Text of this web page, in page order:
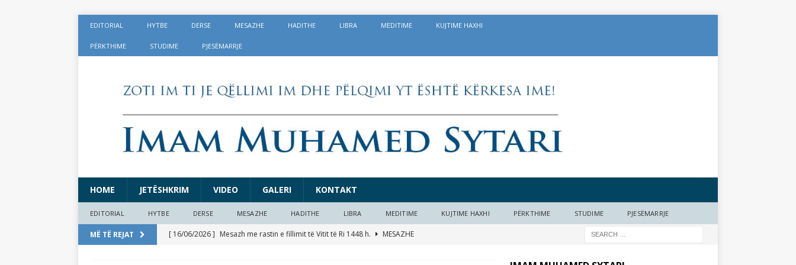
EDITORIAL HYTBE DERSE MESAZHE HADITHE LIBRA MEDITIME KUJTIME HAXHI
PËRKTHIME STUDIME PJESËMARRJE
HOME JETËSHKRIM VIDEO GALERI KONTAKT
EDITORIAL HYTBE DERSE MESAZHE HADITHE LIBRA MEDITIME KUJTIME HAXHI PËRKTHIME STUDIME PJESËMARRJE
MË TË REJAT [ 16/06/2026 ] Mesazh me rastin e fillimit të Vitit të Ri 1448 h.
MESAZHE